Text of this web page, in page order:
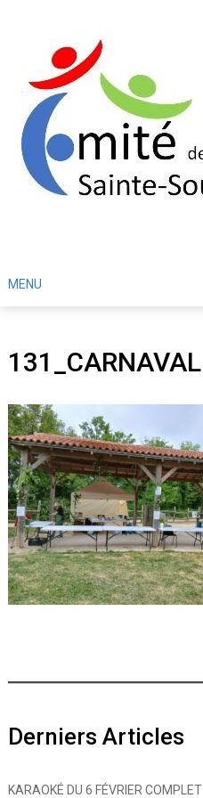
MENU
131_CARNAVAL
Derniers Articles
KARAOKÉ DU 6 FÉVRIER COMPLET